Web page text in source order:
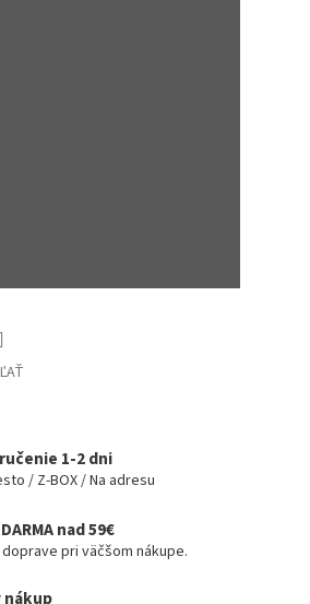
1-2 dni
/ Z-BOX / Na adresu
nad 59€
pri väčšom nákupe.
nákup